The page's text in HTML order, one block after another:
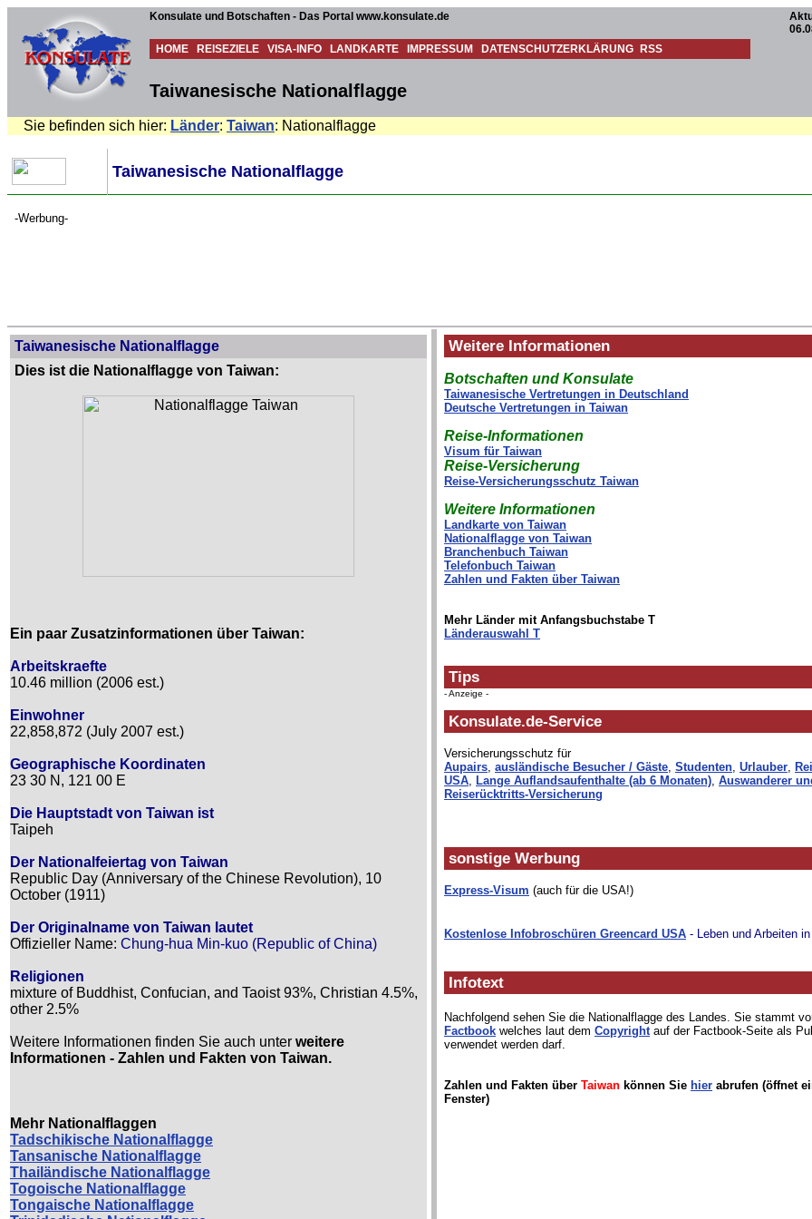
Konsulate und Botschaften - Das Portal www.konsulate.de
HOME REISEZIELE VISA-INFO LANDKARTE IMPRESSUM DATENSCHUTZERKLÄRUNG RSS
Taiwanesische Nationalflagge
Sie befinden sich hier: Länder: Taiwan: Nationalflagge
Taiwanesische Nationalflagge
-Werbung-
Taiwanesische Nationalflagge
Dies ist die Nationalflagge von Taiwan:
Ein paar Zusatzinformationen über Taiwan:
Arbeitskraefte
10.46 million (2006 est.)
Einwohner
22,858,872 (July 2007 est.)
Geographische Koordinaten
23 30 N, 121 00 E
Die Hauptstadt von Taiwan ist
Taipeh
Der Nationalfeiertag von Taiwan
Republic Day (Anniversary of the Chinese Revolution), 10
October (1911)
Der Originalname von Taiwan lautet
Offizieller Name: Chung-hua Min-kuo (Republic of China)
Religionen
mixture of Buddhist, Confucian, and Taoist 93%, Christian 4.5%,
other 2.5%
Weitere Informationen finden Sie auch unter weitere
Informationen - Zahlen und Fakten von Taiwan.
Mehr Nationalflaggen
Tadschikische Nationalflagge
Tansanische Nationalflagge
Thailändische Nationalflagge
Togoische Nationalflagge
Tongaische Nationalflagge
Weitere Informationen
Botschaften und Konsulate
Taiwanesische Vertretungen in Deutschland
Deutsche Vertretungen in Taiwan
Reise-Informationen
Visum für Taiwan
Reise-Versicherung
Reise-Versicherungsschutz Taiwan
Weitere Informationen
Landkarte von Taiwan
Nationalflagge von Taiwan
Branchenbuch Taiwan
Telefonbuch Taiwan
Zahlen und Fakten über Taiwan
Mehr Länder mit Anfangsbuchstabe T
Länderauswahl T
Tips
- Anzeige -
Konsulate.de-Service
Versicherungsschutz für
Aupairs, ausländische Besucher / Gäste, Studenten, Urlauber,
USA, Lange Auflandsaufenthalte (ab 6 Monaten), Auswanderer
Reiserücktritts-Versicherung
sonstige Werbung
Express-Visum (auch für die USA!)
Kostenlose Infobroschüren Greencard USA - Leben und Arbeiten
Infotext
Nachfolgend sehen Sie die Nationalflagge des Landes. Sie stammt
Factbook welches laut dem Copyrightauf der Factbook-Seite als
verwendet werden darf.
Zahlen und Fakten über Taiwan können Sie hier abrufen (öffnet
Fenster)